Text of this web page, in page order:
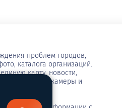
проблем городов,
каталога организаций.
карту, новости,
погода, вебкамеры и